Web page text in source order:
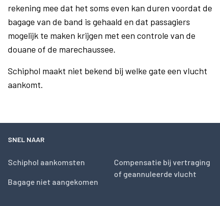
rekening mee dat het soms even kan duren voordat de
bagage van de band is gehaald en dat passagiers
mogelijk te maken krijgen met een controle van de
douane of de marechaussee.
Schiphol maakt niet bekend bij welke gate een vlucht
aankomt.
SNEL NAAR
Schiphol aankomsten
Bagage niet aangekomen
Compensatie bij vertraging
of geannuleerde vlucht